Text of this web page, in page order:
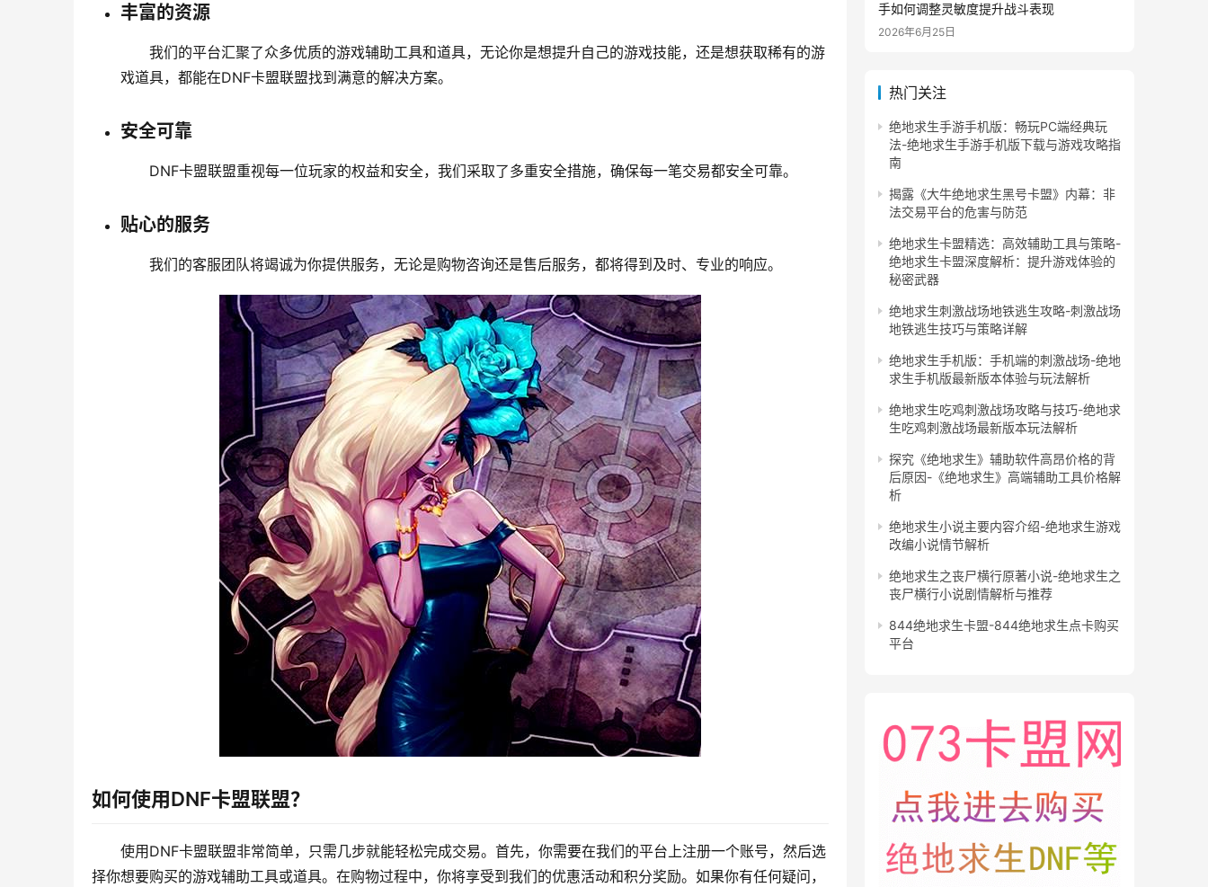
丰富的资源
我们的平台汇聚了众多优质的游戏辅助工具和道具，无论你是想提升自己的游戏技能，还是想获取稀有的游
戏道具，都能在DNF卡盟联盟找到满意的解决方案。
安全可靠
DNF卡盟联盟重视每一位玩家的权益和安全，我们采取了多重安全措施，确保每一笔交易都安全可靠。
贴心的服务
我们的客服团队将竭诚为你提供服务，无论是购物咨询还是售后服务，都将得到及时、专业的响应。
如何使用DNF卡盟联盟？
使用DNF卡盟联盟非常简单，只需几步就能轻松完成交易。首先，你需要在我们的平台上注册一个账号，然后选
择你想要购买的游戏辅助工具或道具。在购物过程中，你将享受到我们的优惠活动和积分奖励。如果你有任何疑问，
手如何调整灵敏度提升战斗表现
2026年6月25日
热门关注
绝地求生手游手机版：畅玩PC端经典玩
法-绝地求生手游手机版下载与游戏攻略指
南
揭露《大牛绝地求生黑号卡盟》内幕：非
法交易平台的危害与防范
绝地求生卡盟精选：高效辅助工具与策略-
绝地求生卡盟深度解析：提升游戏体验的
秘密武器
绝地求生刺激战场地铁逃生攻略-刺激战场
地铁逃生技巧与策略详解
绝地求生手机版：手机端的刺激战场-绝地
求生手机版最新版本体验与玩法解析
绝地求生吃鸡刺激战场攻略与技巧-绝地求
生吃鸡刺激战场最新版本玩法解析
探究《绝地求生》辅助软件高昂价格的背
后原因-《绝地求生》高端辅助工具价格解
析
绝地求生小说主要内容介绍-绝地求生游戏
改编小说情节解析
绝地求生之丧尸横行原著小说-绝地求生之
丧尸横行小说剧情解析与推荐
844绝地求生卡盟-844绝地求生点卡购买
平台